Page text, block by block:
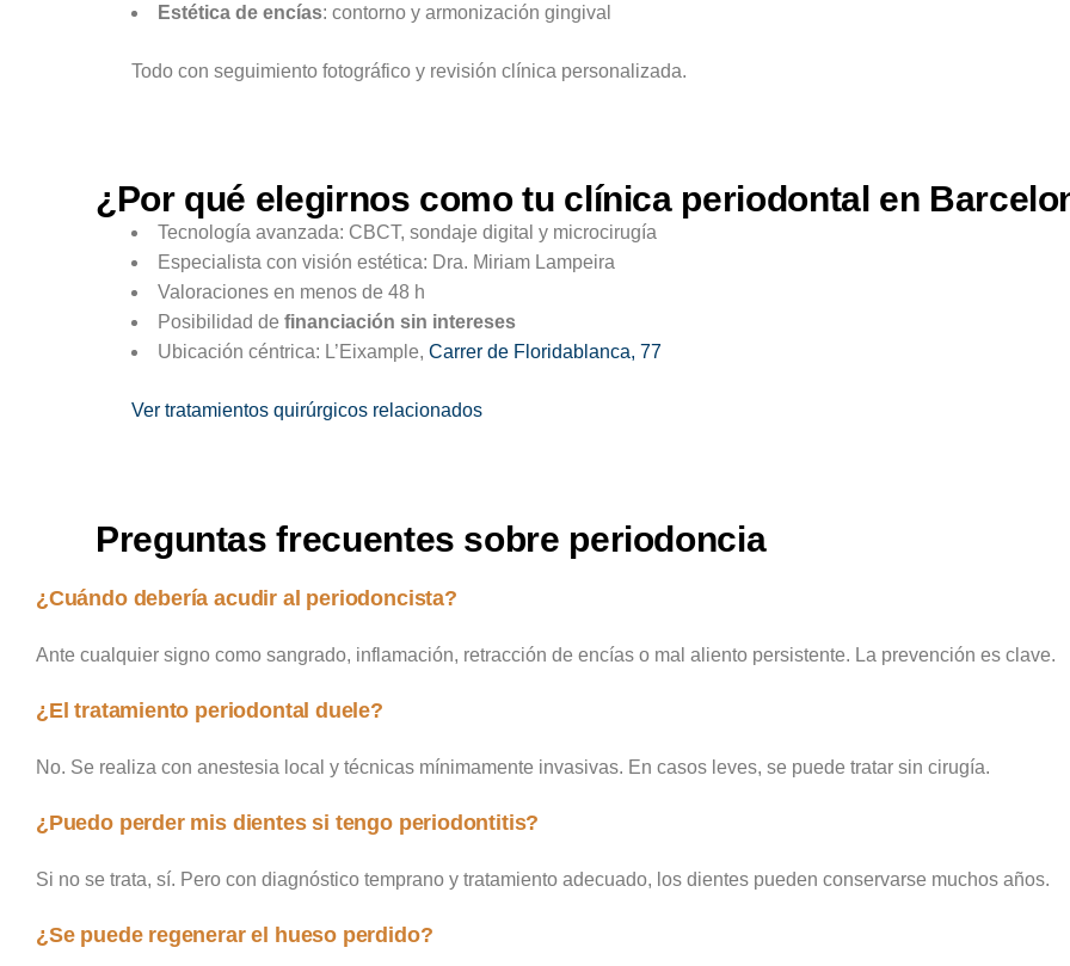
Estética de encías: contorno y armonización gingival
Todo con seguimiento fotográfico y revisión clínica personalizada.
¿Por qué elegirnos como tu clínica periodontal en
Tecnología avanzada: CBCT, sondaje digital y microcirugía
Especialista con visión estética: Dra. Miriam Lampeira
Valoraciones en menos de 48 h
Posibilidad de financiación sin intereses
Ubicación céntrica: L’Eixample, Carrer de Floridablanca, 77
Ver tratamientos quirúrgicos relacionados
Preguntas frecuentes sobre periodoncia
¿Cuándo debería acudir al periodoncista?
Ante cualquier signo como sangrado, inflamación, retracción de encías o mal aliento persistente. La prevención es clave.
¿El tratamiento periodontal duele?
No. Se realiza con anestesia local y técnicas mínimamente invasivas. En casos leves, se puede tratar sin cirugía.
¿Puedo perder mis dientes si tengo periodontitis?
Si no se trata, sí. Pero con diagnóstico temprano y tratamiento adecuado, los dientes pueden conservarse muchos años.
¿Se puede regenerar el hueso perdido?